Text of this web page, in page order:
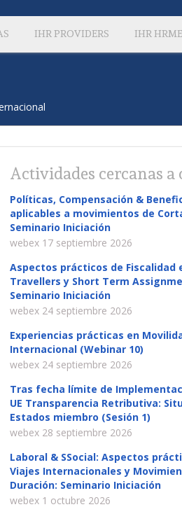
IHR PROVIDERS IHR
Actividades cercanas a
Políticas, Compensación &
aplicables a movimientos de
Seminario Iniciación
webex 17 septiembre 2026
Aspectos prácticos de Fiscalidad
Travellers y Short Term
Seminario Iniciación
webex 24 septiembre 2026
Experiencias prácticas en
Internacional (Webinar 10)
webex 24 septiembre 2026
Tras fecha límite de
UE Transparencia Retributiva:
Estados miembro (Sesión 1)
webex 28 septiembre 2026
Laboral & SSocial: Aspectos
Viajes Internacionales y
Duración: Seminario Iniciación
webex 1 octubre 2026